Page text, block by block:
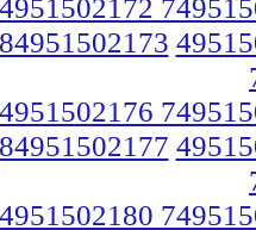
4951502172
84951502173
4951502176
84951502177
4951502180